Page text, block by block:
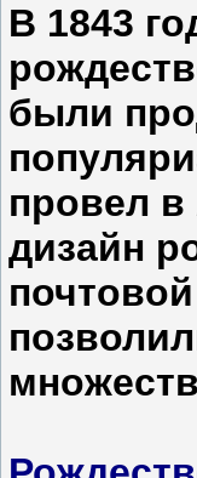
В 1843
были
провел
дизайн